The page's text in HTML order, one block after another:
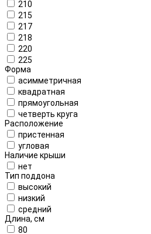
210
215
217
218
220
225
Форма
асимметричная
квадратная
прямоугольная
четверть круга
Расположение
пристенная
угловая
Наличие крыши
нет
Тип поддона
высокий
низкий
средний
Длина, см
80